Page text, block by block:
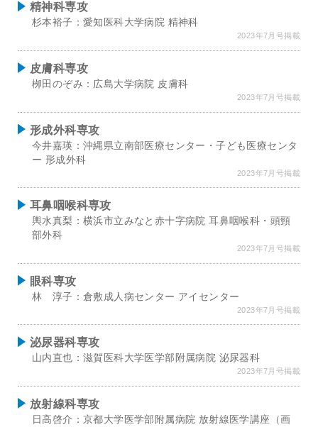
精神科専攻
杉本裕子：愛知医科大学病院 精神科
2023年7月号掲載
皮膚科専攻
栁田のぞみ：広島大学病院 皮膚科
2023年7月号掲載
形成外科専攻
今井嘉瑛：沖縄県立南部医療センター・子ども医療センタ
ー 形成外科
2023年7月号掲載
耳鼻咽喉科専攻
輿水真梨：横浜市立みなと赤十字病院 耳鼻咽喉科・頭頸
部外科
2023年7月号掲載
眼科専攻
林 淳子：倉敷成人病センター アイセンター
2023年7月号掲載
泌尿器科専攻
山内直也：滋賀医科大学医学部附属病院 泌尿器科
2023年7月号掲載
放射線科専攻
日高啓介：京都大学医学部附属病院 放射線医学講座（画